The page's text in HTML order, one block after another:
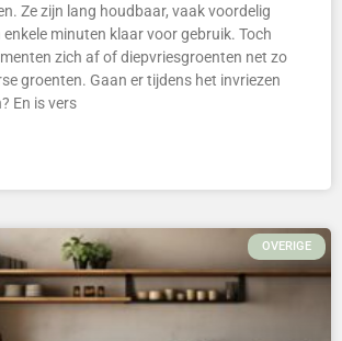
Ze zijn lang houdbaar, vaak voordelig
minuten klaar voor gebruik. Toch
zich af of diepvriesgroenten net zo
groenten. Gaan er tijdens het invriezen
En is vers
OVERIGE